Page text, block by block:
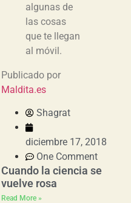
algunas de
las cosas
que te llegan
al móvil.
Publicado por
Maldita.es
Shagrat
diciembre 17, 2018
One Comment
Cuando la ciencia se
vuelve rosa
Read More »